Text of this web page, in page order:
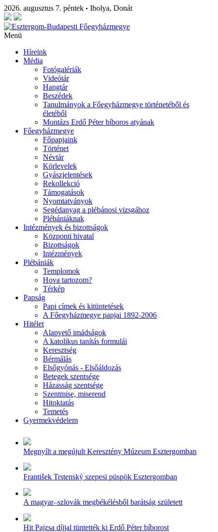
2026. augusztus 7. péntek • Ibolya, Donát
Menü
Híreink
Média
Fotógalériák
Videótár
Hangtár
Beszédek
Tanulmányok a Főegyházmegye történetéből és
életéből
Montázs Erdő Péter bíboros atyának
Főegyházmegye
Főpapjaink
Történet
Névtár
Körlevelek
Gyászjelentések
Rekollekció
Támogatások
Nyomtatványok
Segédanyag a plébánosi vizsgához
Plébániáknak
Intézmények és bizottságok
Központi hivatal
Bizottságok
Intézmények
Plébániák
Templomok
Hova tartozom?
Térkép
Papság
Papi címek és kitüntetések
A Főegyházmegye papjai 1892-2006
Hitélet
Alapvető imádságok
A katolikus tanítás formulái
Keresztség
Bérmálás
Elsőgyónás - Elsőáldozás
Betegek szentsége
Házasság szentsége
Szentmise, miserend
Hitoktatás
Temetés
Gyermekvédelem
Megnyílt a megújult Keresztény Múzeum Esztergomban
František Trstenský szepesi püspök Esztergomban
A magyar–szlovák megbékélésből barátság született
Hit Pajzsa díjjal tüntették ki Erdő Péter bíborost